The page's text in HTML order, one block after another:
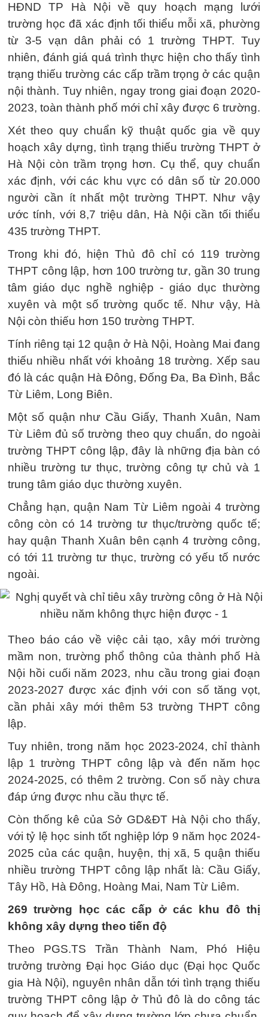
HĐND TP Hà Nội về quy hoạch mạng lưới
trường học đã xác định tối thiểu mỗi xã, phường
từ 3-5 vạn dân phải có 1 trường THPT. Tuy
nhiên, đánh giá quá trình thực hiện cho thấy tình
trạng thiếu trường các cấp trầm trọng ở các quận
nội thành. Tuy nhiên, ngay trong giai đoạn 2020-
2023, toàn thành phố mới chỉ xây được 6 trường.
Xét theo quy chuẩn kỹ thuật quốc gia về quy
hoạch xây dựng, tình trạng thiếu trường THPT ở
Hà Nội còn trầm trọng hơn. Cụ thể, quy chuẩn
xác định, với các khu vực có dân số từ 20.000
người cần ít nhất một trường THPT. Như vậy
ước tính, với 8,7 triệu dân, Hà Nội cần tối thiểu
435 trường THPT.
Trong khi đó, hiện Thủ đô chỉ có 119 trường
THPT công lập, hơn 100 trường tư, gần 30 trung
tâm giáo dục nghề nghiệp - giáo dục thường
xuyên và một số trường quốc tế. Như vậy, Hà
Nội còn thiếu hơn 150 trường THPT.
Tính riêng tại 12 quận ở Hà Nội, Hoàng Mai đang
thiếu nhiều nhất với khoảng 18 trường. Xếp sau
đó là các quận Hà Đông, Đống Đa, Ba Đình, Bắc
Từ Liêm, Long Biên.
Một số quận như Cầu Giấy, Thanh Xuân, Nam
Từ Liêm đủ số trường theo quy chuẩn, do ngoài
trường THPT công lập, đây là những địa bàn có
nhiều trường tư thục, trường công tự chủ và 1
trung tâm giáo dục thường xuyên.
Chẳng hạn, quận Nam Từ Liêm ngoài 4 trường
công còn có 14 trường tư thục/trường quốc tế;
hay quận Thanh Xuân bên cạnh 4 trường công,
có tới 11 trường tư thục, trường có yếu tố nước
ngoài.
Theo báo cáo về việc cải tạo, xây mới trường
mầm non, trường phổ thông của thành phố Hà
Nội hồi cuối năm 2023, nhu cầu trong giai đoạn
2023-2027 được xác định với con số tăng vọt,
cần phải xây mới thêm 53 trường THPT công
lập.
Tuy nhiên, trong năm học 2023-2024, chỉ thành
lập 1 trường THPT công lập và đến năm học
2024-2025, có thêm 2 trường. Con số này chưa
đáp ứng được nhu cầu thực tế.
Còn thống kê của Sở GD&ĐT Hà Nội cho thấy,
với tỷ lệ học sinh tốt nghiệp lớp 9 năm học 2024-
2025 của các quận, huyện, thị xã, 5 quận thiếu
nhiều trường THPT công lập nhất là: Cầu Giấy,
Tây Hồ, Hà Đông, Hoàng Mai, Nam Từ Liêm.
269 trường học các cấp ở các khu đô thị
không xây dựng theo tiến độ
Theo PGS.TS Trần Thành Nam, Phó Hiệu
trưởng trường Đại học Giáo dục (Đại học Quốc
gia Hà Nội), nguyên nhân dẫn tới tình trạng thiếu
trường THPT công lập ở Thủ đô là do công tác